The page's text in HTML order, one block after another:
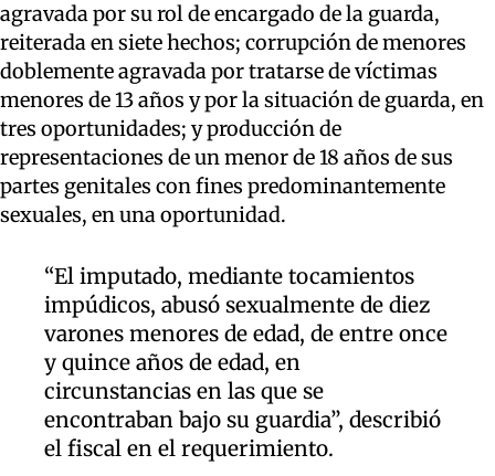
agravada por su rol de encargado de la guarda,
reiterada en siete hechos; corrupción de menores
doblemente agravada por tratarse de víctimas
menores de 13 años y por la situación de guarda, en
tres oportunidades; y producción de
representaciones de un menor de 18 años de sus
partes genitales con fines predominantemente
sexuales, en una oportunidad.
“El imputado, mediante tocamientos
impúdicos, abusó sexualmente de diez
varones menores de edad, de entre once
y quince años de edad, en
circunstancias en las que se
encontraban bajo su guardia”, describió
el fiscal en el requerimiento.